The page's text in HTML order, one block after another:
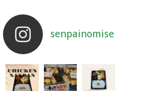
senpainomise